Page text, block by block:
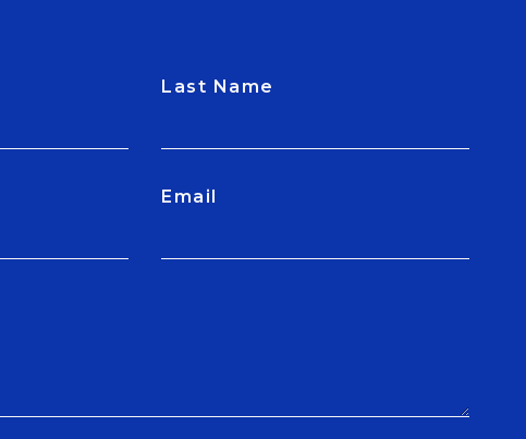
Last Name
Email